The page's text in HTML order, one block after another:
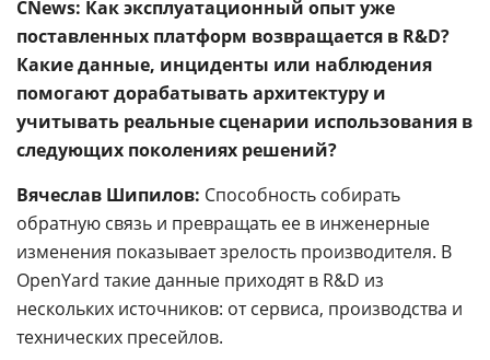
CNews: Как эксплуатационный опыт уже
поставленных платформ возвращается в R&D?
Какие данные, инциденты или наблюдения
помогают дорабатывать архитектуру и
учитывать реальные сценарии использования в
следующих поколениях решений?
Вячеслав Шипилов: Способность собирать
обратную связь и превращать ее в инженерные
изменения показывает зрелость производителя. В
OpenYard такие данные приходят в R&D из
нескольких источников: от сервиса, производства и
технических пресейлов.